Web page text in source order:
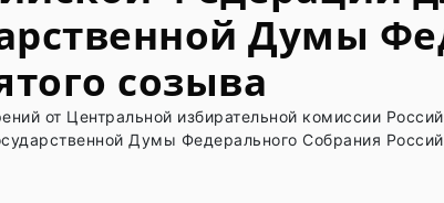
Думы
созыва
от Центральной избирательной комиссии
Думы Федерального Собрания